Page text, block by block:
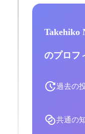
Takehiko
のプロフ
過去の
共通の